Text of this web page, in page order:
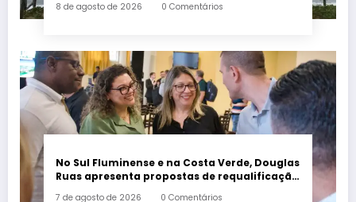
8 de agosto de 2026 0 Comentários
No Sul Fluminense e na Costa Verde, Douglas
Ruas apresenta propostas de requalificação
7 de agosto de 2026 0 Comentários